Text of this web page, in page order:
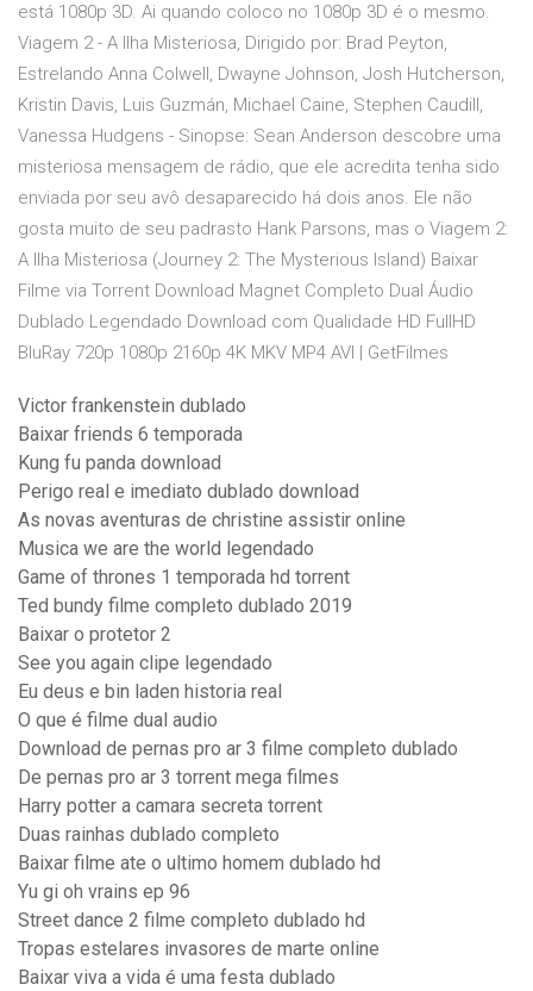
está 1080p 3D. Ai quando coloco no 1080p 3D é o mesmo.
Viagem 2 - A Ilha Misteriosa, Dirigido por: Brad Peyton,
Estrelando Anna Colwell, Dwayne Johnson, Josh Hutcherson,
Kristin Davis, Luis Guzmán, Michael Caine, Stephen Caudill,
Vanessa Hudgens - Sinopse: Sean Anderson descobre uma
misteriosa mensagem de rádio, que ele acredita tenha sido
enviada por seu avô desaparecido há dois anos. Ele não
gosta muito de seu padrasto Hank Parsons, mas o Viagem 2:
A Ilha Misteriosa (Journey 2: The Mysterious Island) Baixar
Filme via Torrent Download Magnet Completo Dual Áudio
Dublado Legendado Download com Qualidade HD FullHD
BluRay 720p 1080p 2160p 4K MKV MP4 AVI | GetFilmes
Victor frankenstein dublado
Baixar friends 6 temporada
Kung fu panda download
Perigo real e imediato dublado download
As novas aventuras de christine assistir online
Musica we are the world legendado
Game of thrones 1 temporada hd torrent
Ted bundy filme completo dublado 2019
Baixar o protetor 2
See you again clipe legendado
Eu deus e bin laden historia real
O que é filme dual audio
Download de pernas pro ar 3 filme completo dublado
De pernas pro ar 3 torrent mega filmes
Harry potter a camara secreta torrent
Duas rainhas dublado completo
Baixar filme ate o ultimo homem dublado hd
Yu gi oh vrains ep 96
Street dance 2 filme completo dublado hd
Tropas estelares invasores de marte online
Baixar viva a vida é uma festa dublado